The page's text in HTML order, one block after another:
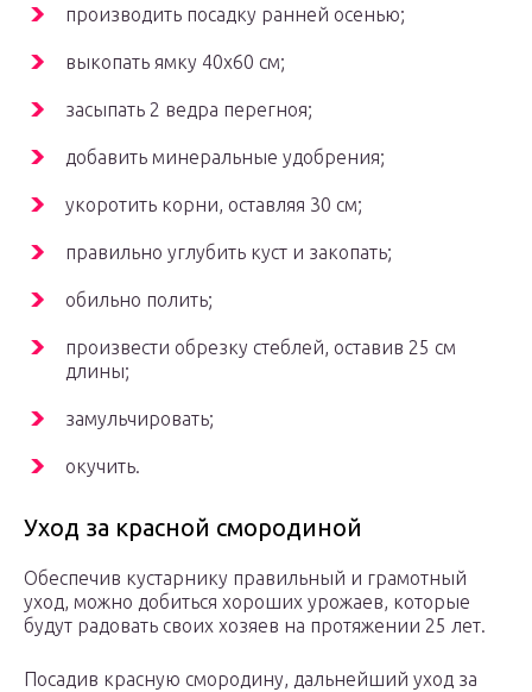
производить посадку ранней осенью;
выкопать ямку 40х60 см;
засыпать 2 ведра перегноя;
добавить минеральные удобрения;
укоротить корни, оставляя 30 см;
правильно углубить куст и закопать;
обильно полить;
произвести обрезку стеблей, оставив 25 см
длины;
замульчировать;
окучить.
Уход за красной смородиной
Обеспечив кустарнику правильный и грамотный
уход, можно добиться хороших урожаев, которые
будут радовать своих хозяев на протяжении 25 лет.
Посадив красную смородину, дальнейший уход за